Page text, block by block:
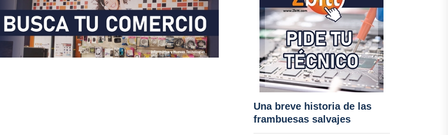
Una breve historia de las
frambuesas salvajes